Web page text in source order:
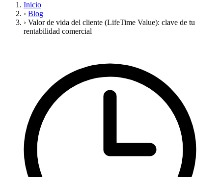
Inicio
› Blog
› Valor de vida del cliente (LifeTime Value): clave de tu
rentabilidad comercial